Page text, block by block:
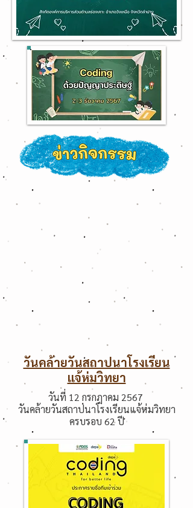
วันคล้ายวันสถาปนาโรงเรียน
แจ้ห่มวิทยา
วันที่ 12 กรกฎาคม 2567
วันคล้ายวันสถาปนาโรงเรียนแจ้ห่มวิทยา
ครบรอบ 62 ปี